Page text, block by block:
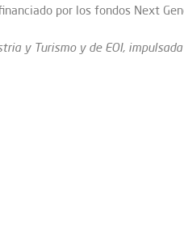
por los fondos Next
y Turismo y de EOI, impulsada